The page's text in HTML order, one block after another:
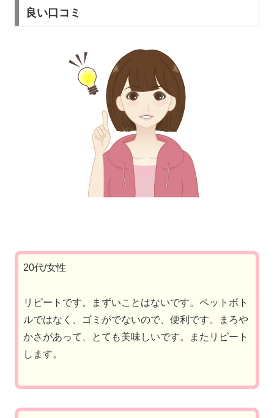
良い口コミ
20代/女性
リピートです。まずいことはないです。ペットボト
ルではなく、ゴミがでないので、便利です。まろや
かさがあって、とても美味しいです。またリピート
します。